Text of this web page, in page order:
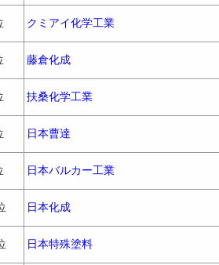
クミアイ化学工業
藤倉化成
扶桑化学工業
日本曹達
日本バルカー工業
日本化成
日本特殊塗料